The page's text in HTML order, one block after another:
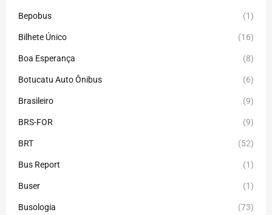
Bepobus (1)
Bilhete Único (16)
Boa Esperança (8)
Botucatu Auto Ônibus (6)
Brasileiro (9)
BRS-FOR (9)
BRT (52)
Bus Report (1)
Buser (1)
Busologia (73)